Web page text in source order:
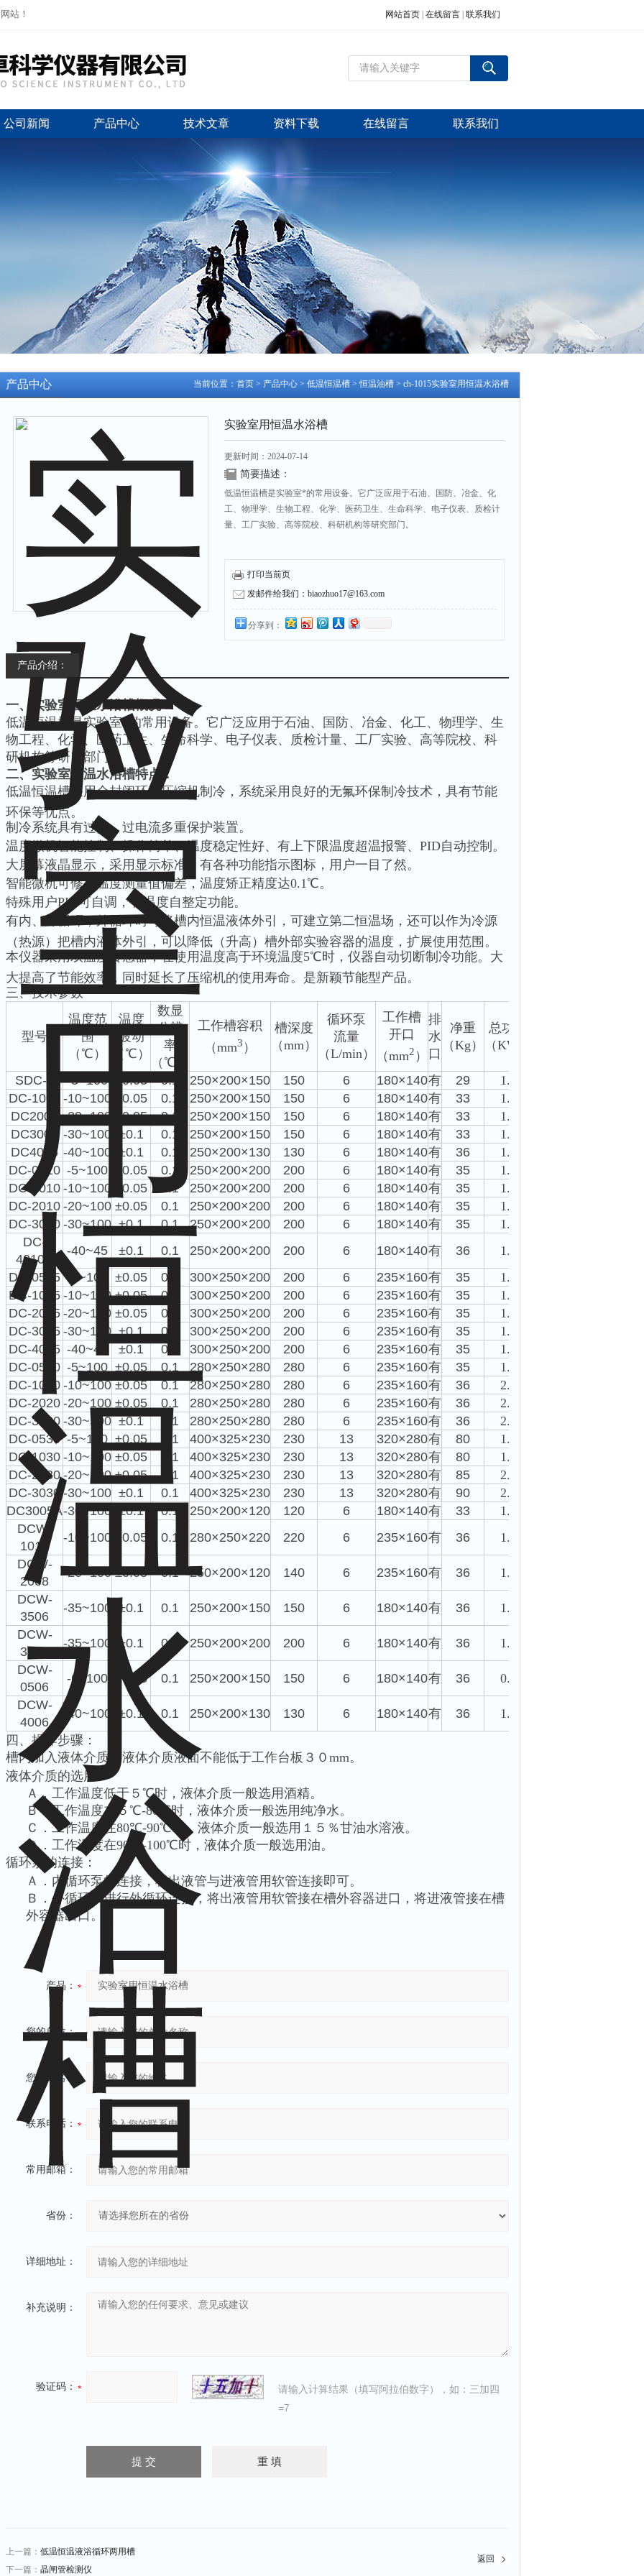
站！ 网站首页 在线留言 联系我们
公司新闻 产品中心 技术文章 资料下载 在线留言 联系我们
当前位置： 首页 > 产品中心 > 低温恒温槽 >恒温油槽 > ch-1015实验室用恒温水浴槽
产品中心
实验室用恒温水浴槽
更新时间：2024-07-14
简要描述：
低温恒温槽是实验室*的常用设备。它广泛应用于石油、国防、冶金、化
工、物理学、生物工程、化学、医药卫生、生命科学、电子仪表、质检计
量、工厂实验、高等院校、科研机构等研究部门。
打印当前页
发邮件给我们：biaozhuo17@163.com
分享到：
产品介绍：
一、 实验室恒温水浴槽概况
低温恒温槽是实验室*的常用设备。它广泛应用于石油、国防、冶金、化工、物理学、生
物工程、化学、医药卫生、生命科学、电子仪表、质检计量、工厂实验、高等院校、科
研机构等研究部门。
二、实验室恒温水浴槽特点：
低温恒温槽采用全封闭环保压缩机制冷，系统采用良好的无氟环保制冷技术，具有节能
环保等优点。
制冷系统具有过热、过电流多重保护装置。
温度微机智能控制、操作简单、温度稳定性好、有上下限温度超温报警、PID自动控制。
大屏幕液晶显示，采用显示标准，有各种功能指示图标，用户一目了然。
智能微机可修正温度测量值偏差，温度矫正精度达0.1℃。
特殊用户PID可自调，有温度自整定功能。
有内、外循环，外循环时可将槽内恒温液体外引，可建立第二恒温场，还可以作为冷源
（热源）把槽内液体外引，可以降低（升高）槽外部实验容器的温度，扩展使用范围。
本仪器采用双温度传感器，在使用温度高于环境温度5℃时，仪器自动切断制冷功能。大
大提高了节能效率，同时延长了压缩机的使用寿命。是新颖节能型产品。
三、技术参数
型号
温度范
围
（℃）
温度
波动
（℃）
数显
分辨
率
（℃）
工作槽容积
（mm3 ）
槽深度
（mm）
循环泵
流量
（L/min）
工作槽
开口
（mm2 ）
排
水
口
净重
（Kg）
总功率
（KW）
SDC-6 -5~100 ±0.05 0.1 250×200×150 150 6 180×140有 29
1.0
DC-1006
-10~100 ±0.05 0.1 250×200×150 150 6 180×140有 33
1.1
DC2006
-20~100 ±0.05 0.1 250×200×150 150 6 180×140有 33
1.2
DC3006
-30~100 ±0.1 0.1 250×200×150 150 6 180×140有 33
1.3
DC4006 -40~100 ±0.1 0.1 250×200×130 130 6 180×140有 36
1.5
DC-0510 -5~100 ±0.05 0.1 250×200×200 200 6 180×140有 35
1.1
DC-1010 -10~100 ±0.05 0.1 250×200×200 200 6 180×140有 35
1.2
DC-2010 -20~100 ±0.05 0.1 250×200×200 200 6 180×140有 35
1.3
DC-3010 -30~100 ±0.1 0.1 250×200×200 200 6 180×140有 35
1.5
DC-
4010B
-40~45 ±0.1 0.1 250×200×200 200 6 180×140有 36
1.8
DC-0515 -5~100 ±0.05 0.1 300×250×200 200 6 235×160有 35
1.2
DC-1015 -10~100 ±0.05 0.1 300×250×200 200 6 235×160有 35
1.5
DC-2015 -20~100 ±0.05 0.1 300×250×200 200 6 235×160有 35
1.6
DC-3015 -30~100 ±0.1 0.1 300×250×200 200 6 235×160有 35
1.7
DC-4015 -40~45 ±0.1 0.1 300×250×200 200 6 235×160有 35
1.8
DC-0520 -5~100 ±0.05 0.1 280×250×280 280 6 235×160有 35
1.9
DC-1020 -10~100 ±0.05 0.1 280×250×280 280 6 235×160有 36
2.0
DC-2020 -20~100 ±0.05 0.1 280×250×280 280 6 235×160有 36
2.2
DC-3020 -30~100 ±0.1 0.1 280×250×280 280 6 235×160有 36
2.5
DC-0530 -5~100 ±0.05 0.1 400×325×230 230 13 320×280有 80
1.8
DC-1030 -10~100 ±0.05 0.1 400×325×230 230 13 320×280有 80
1.9
DC-2030 -20~100 ±0.05 0.1 400×325×230 230 13 320×280有 85
2.1
DC-3030 -30~100 ±0.1 0.1 400×325×230 230 13 320×280有 90
2.8
DC3005A-30~100 ±0.1 0.1 250×200×120 120 6 180×140有 33
1.1
DCW-
1015
-10~100 ±0.05 0.1 280×250×220 220 6 235×160有 36
1.5
DCW-
2008
-20~100 ±0.05 0.1 250×200×120 140 6 235×160有 36
1.3
DCW-
3506
-35~100 ±0.1 0.1 250×200×150 150 6 180×140有 36
1.6
DCW-
3510
-35~100 ±0.1 0.1 250×200×200 200 6 180×140有 36
1.7
DCW-
0506
-6~100 ±0.05 0.1 250×200×150 150 6 180×140有 36
0.9
DCW-
4006
-40~100 ±0.1 0.1 250×200×130 130 6 180×140有 36
1.7
四、操作步骤：
槽内加入液体介质，液体介质液面不能低于工作台板３０ mm。
液体介质的选用
Ａ．工作温度低于５℃时，液体介质一般选用酒精。
Ｂ．工作温度在５℃-80
℃时，液体介质一般选用纯净水。
Ｃ．工作温度在80℃-90℃时，液体介质一般选用１５％甘油水溶液。
Ｄ．工作温度在90 -100℃时，液体介质一般选用油。
循环泵的连接：
Ａ．内循环泵的连接，将出液管与进液管用软管连接即可。
Ｂ．外循环泵进行外循环连接，将出液管用软管接在槽外容器进口，将进液管接在槽
外容器出口。
产品：
您的单位：
您的姓名：
联系电话：
常用邮箱：
省份：
详细地址：
补充说明：
验证码：
请输入计算结果（填写阿拉伯数字），如：三加四
=7
上一篇： 低温恒温液浴循环两用槽
下一篇： 晶闸管检测仪
返回